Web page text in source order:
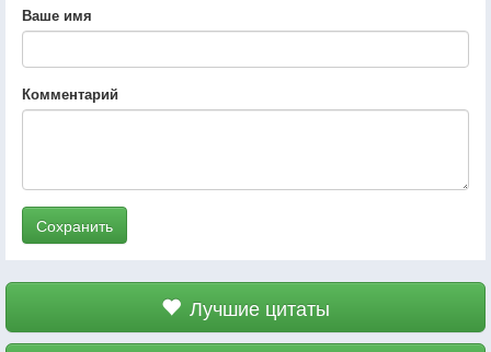
Ваше имя
Комментарий
Сохранить
Лучшие цитаты